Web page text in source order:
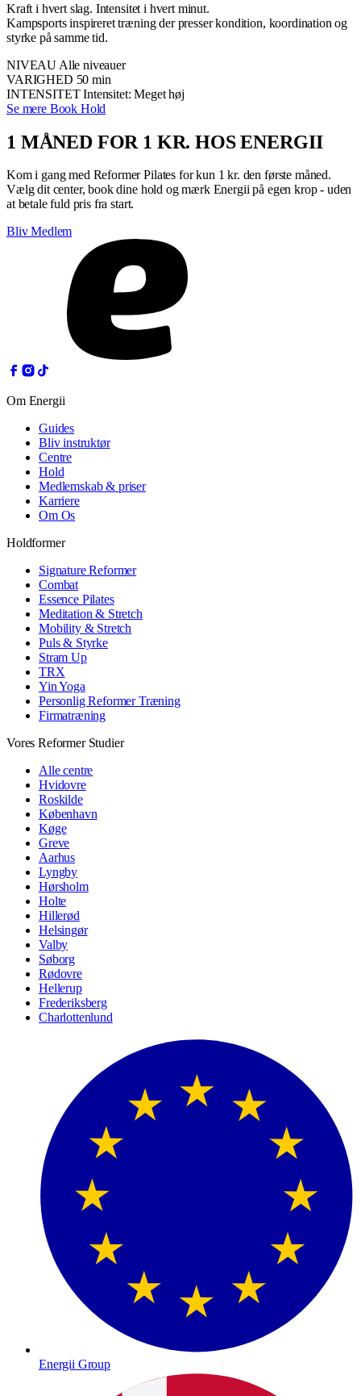
Kraft i hvert slag. Intensitet i hvert minut.
Kampsports inspireret træning der presser kondition, koordination og
styrke på samme tid.
NIVEAU Alle niveauer
VARIGHED 50 min
INTENSITET Intensitet: Meget høj
Se mere Book Hold
1 MÅNED FOR 1 KR. HOS ENERGII
Kom i gang med Reformer Pilates for kun 1 kr. den første måned.
Vælg dit center, book dine hold og mærk Energii på egen krop - uden
at betale fuld pris fra start.
Bliv Medlem
Om Energii
Guides
Bliv instruktør
Centre
Hold
Medlemskab & priser
Karriere
Om Os
Holdformer
Signature Reformer
Combat
Essence Pilates
Meditation & Stretch
Mobility & Stretch
Puls & Styrke
Stram Up
TRX
Yin Yoga
Personlig Reformer Træning
Firmatræning
Vores Reformer Studier
Alle centre
Hvidovre
Roskilde
København
Køge
Greve
Aarhus
Lyngby
Hørsholm
Holte
Hillerød
Helsingør
Valby
Søborg
Rødovre
Hellerup
Frederiksberg
Charlottenlund
Energii Group